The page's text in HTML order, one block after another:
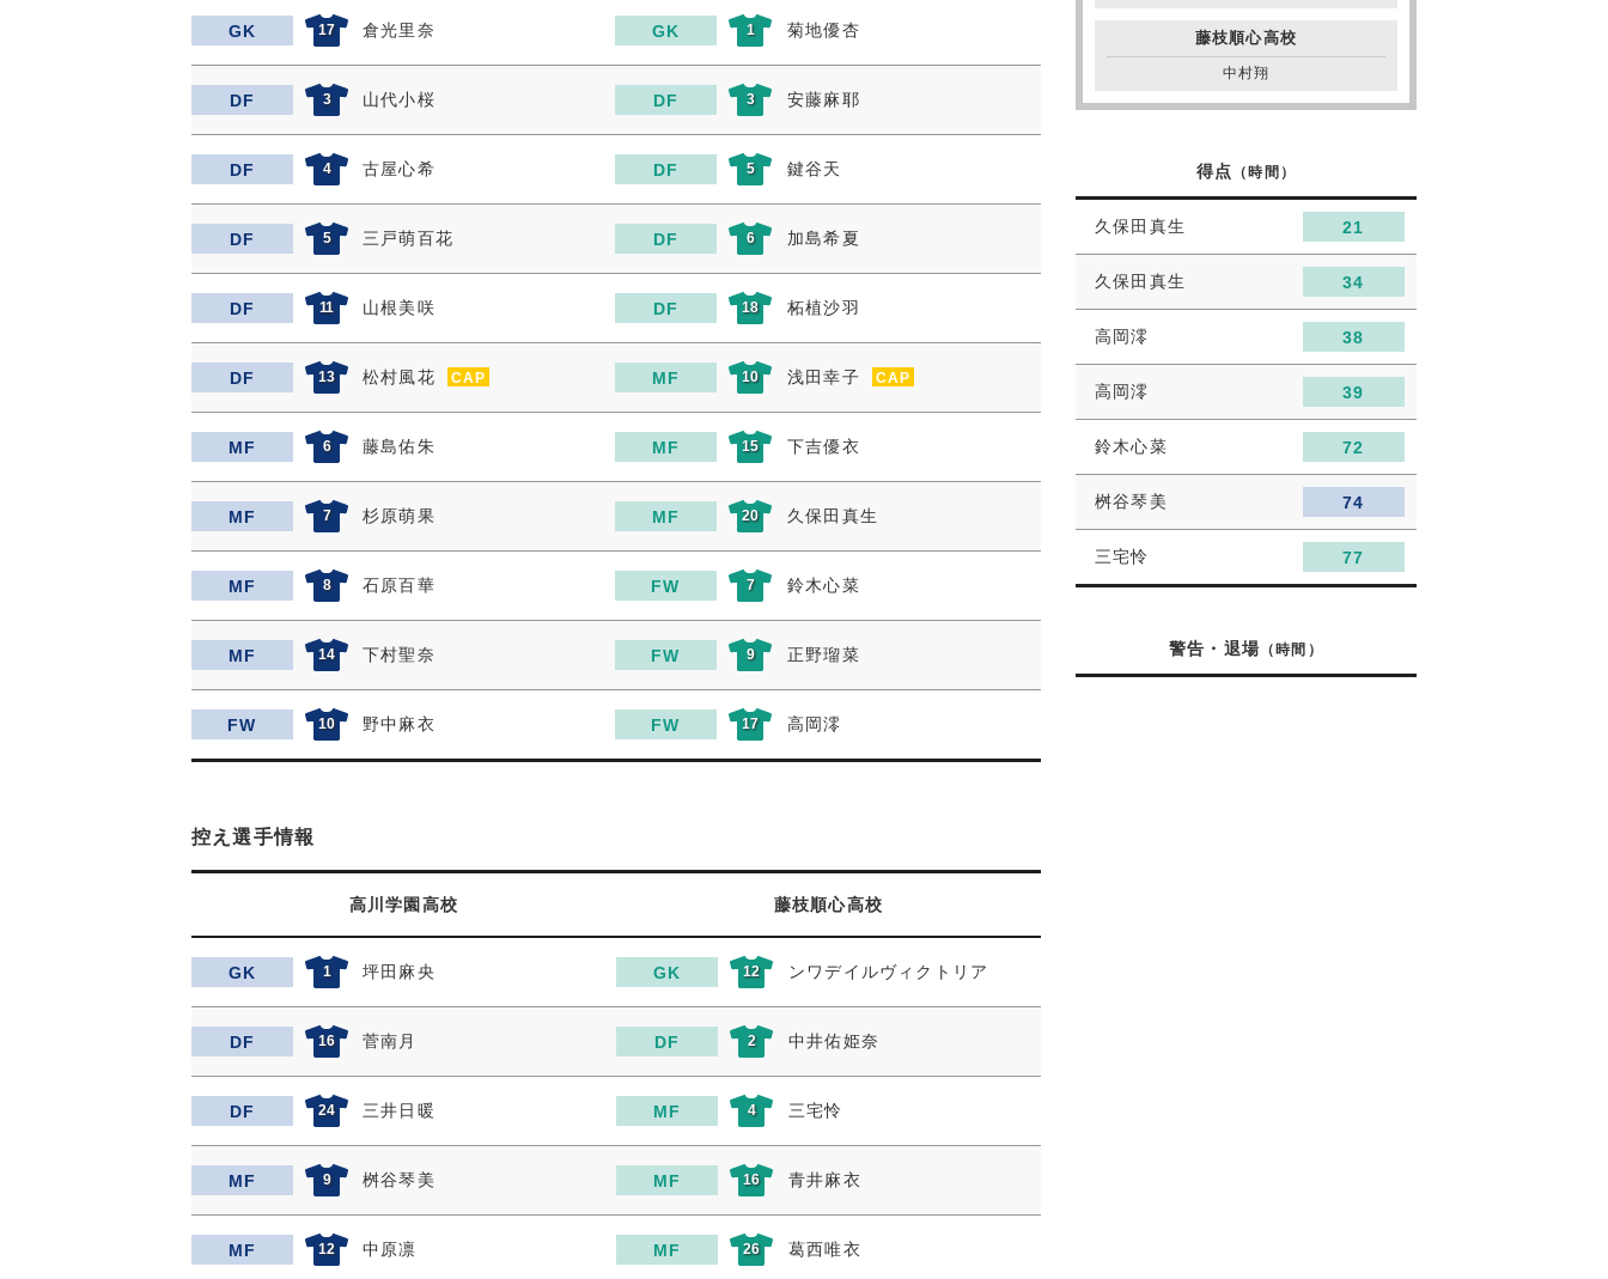
GK 17 倉光里奈 GK 1 菊地優杏
DF 3 山代小桜 DF 3 安藤麻耶
DF 4 古屋心希 DF 5 鍵谷天
DF 5 三戸萌百花 DF 6 加島希夏
DF 11 山根美咲 DF 18 柘植沙羽
DF 13 松村風花 CAP MF 10 浅田幸子 CAP
MF 6 藤島佑朱 MF 15 下吉優衣
MF 7 杉原萌果 MF 20 久保田真生
MF 8 石原百華 FW 7 鈴木心菜
MF 14 下村聖奈 FW 9 正野瑠菜
FW 10 野中麻衣 FW 17 高岡澪
控え選手情報
高川学園高校 藤枝順心高校
GK 1 坪田麻央 GK 12 ンワデイルヴィクトリア
DF 16 菅南月 DF 2 中井佑姫奈
DF 24 三井日暖 MF 4 三宅怜
MF 9 桝谷琴美 MF 16 青井麻衣
MF 12 中原凛 MF 26 葛西唯衣
藤枝順心高校
中村翔
得点 （時間）
久保田真生 21
久保田真生 34
高岡澪 38
高岡澪 39
鈴木心菜 72
桝谷琴美 74
三宅怜 77
警告・退場 （時間）